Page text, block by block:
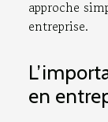
approche
entreprise.
en